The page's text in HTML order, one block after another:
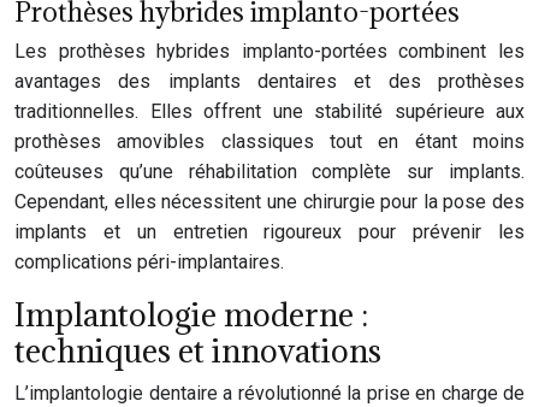
Prothèses hybrides implanto-portées
Les prothèses hybrides implanto-portées combinent les
avantages des implants dentaires et des prothèses
traditionnelles. Elles offrent une stabilité supérieure aux
prothèses amovibles classiques tout en étant moins
coûteuses qu’une réhabilitation complète sur implants.
Cependant, elles nécessitent une chirurgie pour la pose des
implants et un entretien rigoureux pour prévenir les
complications péri-implantaires.
Implantologie moderne :
techniques et innovations
L’implantologie dentaire a révolutionné la prise en charge de